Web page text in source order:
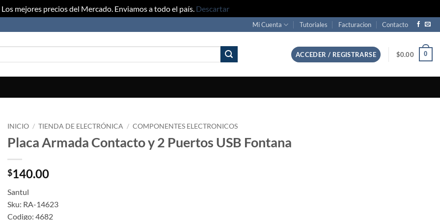
Los mejores precios del Mercado. Enviamos a todo el país. Descartar
Mi Cuenta Tutoriales Facturacion Contacto
ACCEDER / REGISTRARSE $0.00 0
INICIO / TIENDA DE ELECTRÓNICA / COMPONENTES ELECTRONICOS
Placa Armada Contacto y 2 Puertos USB Fontana
$140.00
Santul
Sku: RA-14623
Codigo: 4682